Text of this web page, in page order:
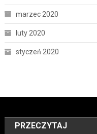
marzec 2020
luty 2020
styczeń 2020
PRZECZYTAJ